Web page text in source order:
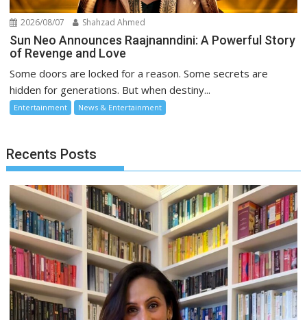
2026/08/07 Shahzad Ahmed
Sun Neo Announces Raajnanndini: A Powerful Story
of Revenge and Love
Some doors are locked for a reason. Some secrets are
hidden for generations. But when destiny...
Entertainment News & Entertainment
Recents Posts